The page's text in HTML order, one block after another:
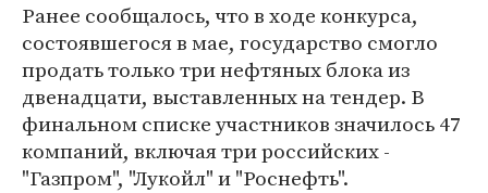
Ранее сообщалось, что в ходе конкурса,
состоявшегося в мае, государство смогло
продать только три нефтяных блока из
двенадцати, выставленных на тендер. В
финальном списке участников значилось 47
компаний, включая три российских -
"Газпром", "Лукойл" и "Роснефть".